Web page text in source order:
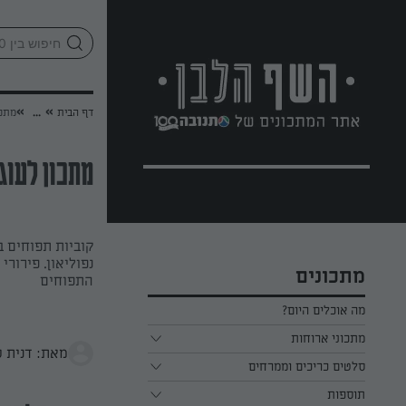
מתכונים
מה אוכלים היום?
מתכוני ארוחות
ארוחת בוקר
ארוחת צהריים
סלטים כריכים וממרחים
כל הסלטים כריכים וממרחים
תוספות
דף הבית »
...
»
מתכון
קוביות תפוחים
נפוליאון.
התפוחים
מאת: דנית